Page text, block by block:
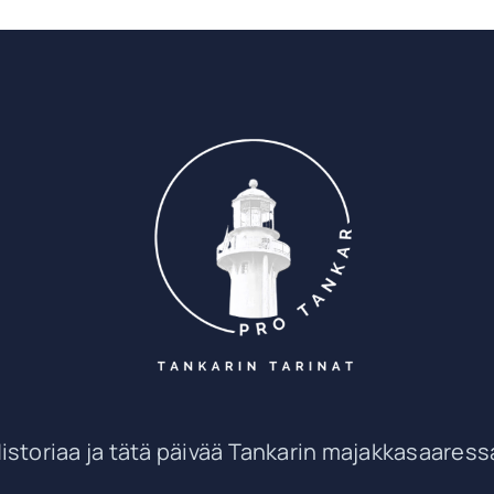
ja tätä päivää Tankarin